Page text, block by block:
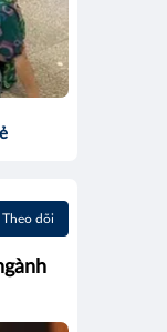
Theo dõi